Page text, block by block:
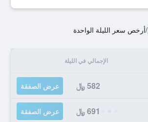
/أرخص سعر الليلة الواحدة
الإجمالي في الليلة
582 ﷼ عرض الصفقة
691 ﷼ عرض الصفقة